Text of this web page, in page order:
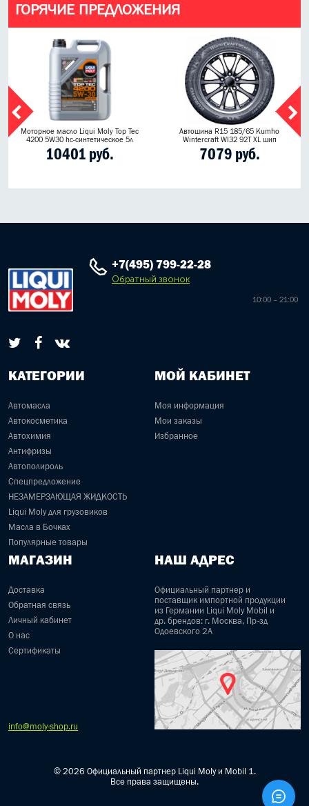
ГОРЯЧИЕ ПРЕДЛОЖЕНИЯ
Моторное масло Liqui Moly Top Tec
4200 5W30 hc-синтетическое 5л
10401 руб.
Автошина R15 185/65 Kumho
Wintercraft WI32 92T XL шип
7079 руб.
+7(495) 799-22-28
Обратный звонок
10:00 – 21:00
КАТЕГОРИИ
Автомасла
Автокосметика
Автохимия
Антифризы
Автополироль
Спецпредложение
НЕЗАМЕРЗАЮЩАЯ ЖИДКОСТЬ
Liqui Moly для грузовиков
Масла в Бочках
Популярные товары
МОЙ КАБИНЕТ
Моя информация
Мои заказы
Избранное
МАГАЗИН
Доставка
Обратная связь
Личный кабинет
О нас
Сертификаты
НАШ АДРЕС
Официальный партнер и
поставщик импортной продукции
из Германии Liqui Moly Mobil и
др. брендов: г. Москва, Пр-зд
Одоевского 2А
info@moly-shop.ru
© 2026 Официальный партнер Liqui Moly и Mobil 1.
Все права защищены.